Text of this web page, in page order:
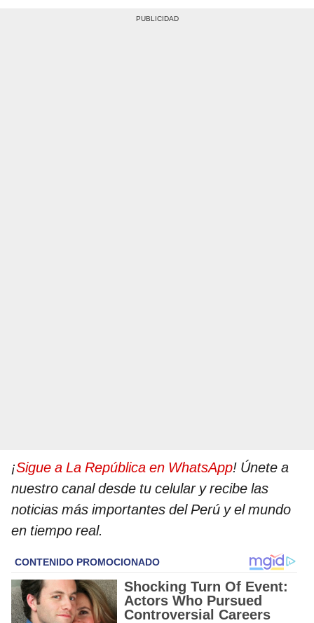
¡Sigue a La República en WhatsApp! Únete a
nuestro canal desde tu celular y recibe las
noticias más importantes del Perú y el mundo
en tiempo real.